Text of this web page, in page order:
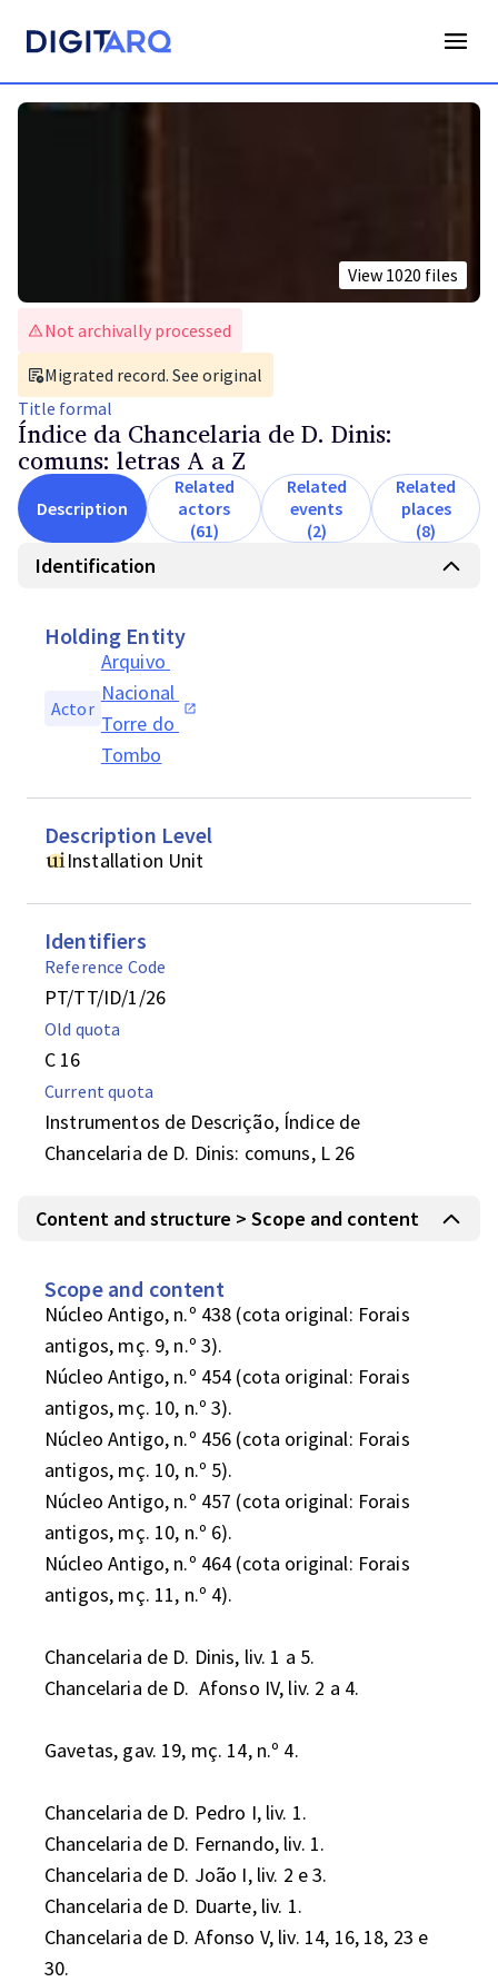
Not archivally processed
Migrated record. See original
Title formal
Índice da Chancelaria de D. Dinis:
comuns: letras A a Z
View 1020 files
Description
Related
actors
(61)
Related
events
(2)
Related
places
(8)
Identification
Holding Entity
Actor
Arquivo
Nacional
Torre do
Tombo
Description Level
Installation Unit
Identifiers
Reference Code
PT/TT/ID/1/26
Old quota
C 16
Current quota
Instrumentos de Descrição, Índice de
Chancelaria de D. Dinis: comuns, L 26
Content and structure > Scope and content
Scope and content
Núcleo Antigo, n.º 438 (cota original: Forais
antigos, mç. 9, n.º 3).
Núcleo Antigo, n.º 454 (cota original: Forais
antigos, mç. 10, n.º 3).
Núcleo Antigo, n.º 456 (cota original: Forais
antigos, mç. 10, n.º 5).
Núcleo Antigo, n.º 457 (cota original: Forais
antigos, mç. 10, n.º 6).
Núcleo Antigo, n.º 464 (cota original: Forais
antigos, mç. 11, n.º 4).
Chancelaria de D. Dinis, liv. 1 a 5.
Chancelaria de D.  Afonso IV, liv. 2 a 4.
Gavetas, gav. 19, mç. 14, n.º 4.
Chancelaria de D. Pedro I, liv. 1.
Chancelaria de D. Fernando, liv. 1.
Chancelaria de D. João I, liv. 2 e 3.
Chancelaria de D. Duarte, liv. 1.
Chancelaria de D. Afonso V, liv. 14, 16, 18, 23 e
30.